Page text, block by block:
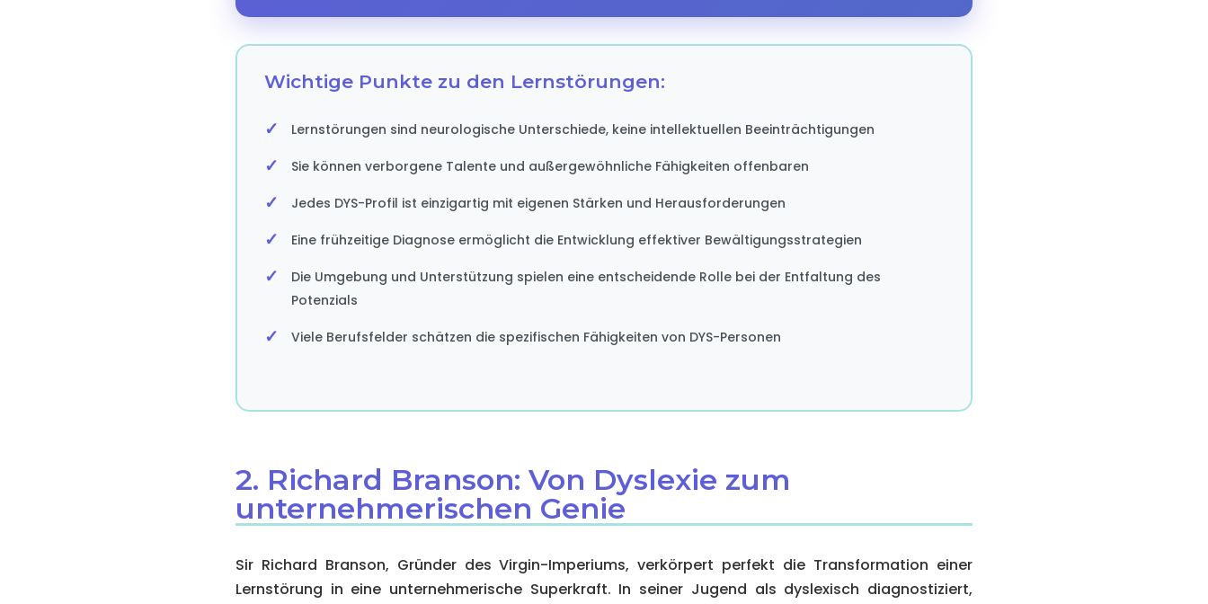
Wichtige Punkte zu den Lernstörungen:
Lernstörungen sind neurologische Unterschiede, keine intellektuellen Beeinträchtigungen
Sie können verborgene Talente und außergewöhnliche Fähigkeiten offenbaren
Jedes DYS-Profil ist einzigartig mit eigenen Stärken und Herausforderungen
Eine frühzeitige Diagnose ermöglicht die Entwicklung effektiver Bewältigungsstrategien
Die Umgebung und Unterstützung spielen eine entscheidende Rolle bei der Entfaltung des
Potenzials
Viele Berufsfelder schätzen die spezifischen Fähigkeiten von DYS-Personen
2. Richard Branson: Von Dyslexie zum
unternehmerischen Genie
Sir Richard Branson, Gründer des Virgin-Imperiums, verkörpert perfekt die Transformation einer
Lernstörung in eine unternehmerische Superkraft. In seiner Jugend als dyslexisch diagnostiziert,